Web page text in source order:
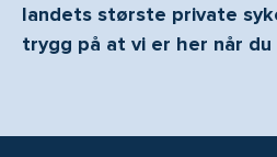
landets største private
trygg på at vi er her når